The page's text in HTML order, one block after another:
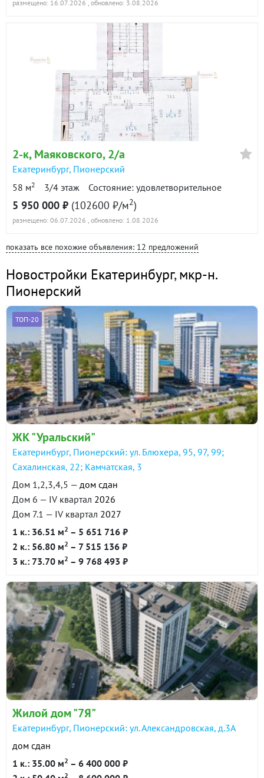
размещено: 16.07.2026 , обновлено: 3.08.2026
2-к, Маяковского, 2/а
Екатеринбург, Пионерский
58 м2 3/4 этаж Состояние: удовлетворительное
5 950 000 ₽ (102600 ₽/м2)
размещено: 06.07.2026 , обновлено: 1.08.2026
показать все похожие объявления: 12 предложений
Новостройки Екатеринбург,мкр-н.
Пионерский
ТОП-20
ЖК "Уральский"
Екатеринбург, Пионерский: ул. Блюхера, 95, 97, 99;
Сахалинская, 22; Камчатская, 3
Дом 1,2,3,4,5 — дом сдан
Дом 6 — IV квартал 2026
Дом 7.1 — IV квартал 2027
1 к.: 36.51 м2 – 5 651 716 ₽
2 к.: 56.80 м2 – 7 515 136 ₽
3 к.: 73.70 м2 – 9 768 493 ₽
Жилой дом "7Я"
Екатеринбург, Пионерский: ул. Александровская, д.3А
дом сдан
1 к.: 35.00 м2 – 6 400 000 ₽
2